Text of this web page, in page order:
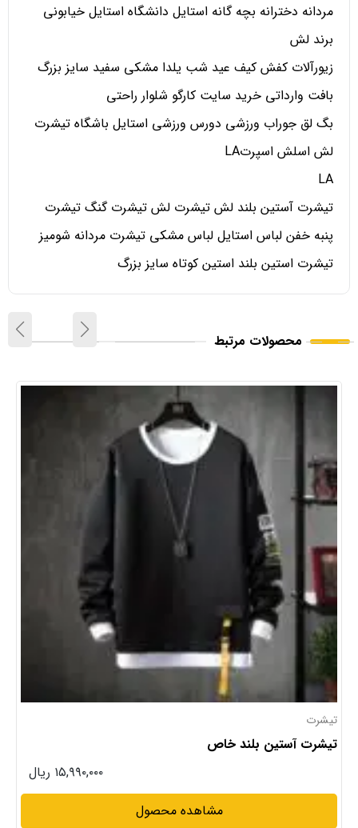
مردانه دخترانه بچه گانه استایل دانشگاه استایل خیابونی
برند لش
زیورآلات کفش کیف عید شب یلدا مشکی سفید سایز بزرگ
بافت وارداتی خرید سایت کارگو شلوار راحتی
بگ لق جوراب ورزشی دورس ورزشی استایل باشگاه تیشرت
لش اسلش اسپرتLA
LA
تیشرت آستین بلند لش تیشرت لش تیشرت گنگ تیشرت
پنبه خفن لباس استایل لباس مشکی تیشرت مردانه شومیز
تیشرت استین بلند استین کوتاه سایز بزرگ
محصولات مرتبط
تیشرت
تیشرت آستین بلند خاص
۱۵,۹۹۰,۰۰۰ ریال
مشاهده محصول